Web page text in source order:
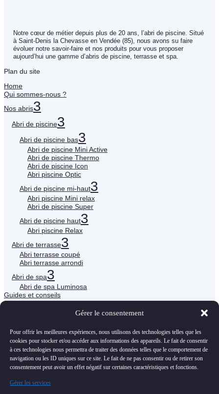
Gérer le consentement
Pour offrir les meilleures expériences, nous utilisons des technologies telles que les
cookies pour stocker et/ou accéder aux informations des appareils. Le fait de consentir
à ces technologies nous permettra de traiter des données telles que le comportement de
navigation ou les ID uniques sur ce site. Le fait de ne pas consentir ou de retirer son
consentement peut avoir un effet négatif sur certaines caractéristiques et fonctions.
Gérer les services
Notre cœur de métier depuis plus de 20 ans, l’abri de piscine. Situé
à Saint-Denis la Chevasse en Vendée (85), nous avons su faire
évoluer notre savoir-faire et nos produits pour vous proposer
aujourd’hui une gamme d’abris de piscine, terrasse et spa.
Plan du site
Home
Qui sommes-nous ?
Nos abris3
Abri de piscine3
Abri de piscine bas3
Abri de piscine Mini Active
Abri de piscine Thermo
Abri de piscine Icon
Abri piscine Optic
Abri de piscine mi-haut3
Abri piscine Mini relax
Abri de piscine Super
Abri de piscine haut3
Abri piscine Relax
Abri de terrasse3
Abri terrasse coupé
Abri terrasse arrondi
Abri de spa3
Abri de spa Luminosa
Guides et conseils
Contact

